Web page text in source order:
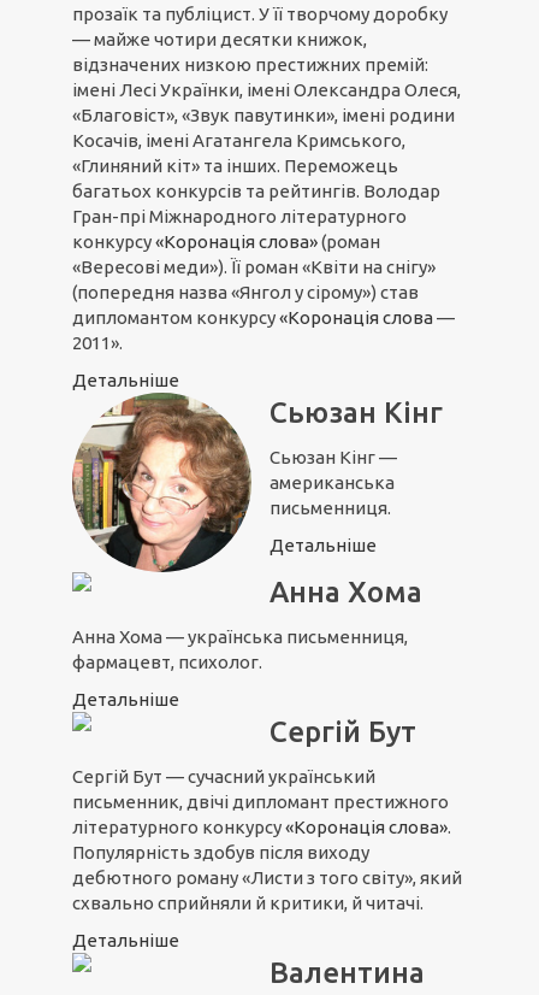
прозаїк та публіцист. У її творчому доробку
— майже чотири десятки книжок,
відзначених низкою престижних премій:
імені Лесі Українки, імені Олександра Олеся,
«Благовіст», «Звук павутинки», імені родини
Косачів, імені Агатангела Кримського,
«Глиняний кіт» та інших. Переможець
багатьох конкурсів та рейтингів. Володар
Гран-прі Міжнародного літературного
конкурсу«Коронація слова»(роман
«Вересові меди»). Її роман «Квіти на снігу»
(попередня назва «Янгол у сірому») став
дипломантом конкурсу«Коронація слова—
2011».
Детальніше
Сьюзан Кінг
Сьюзан Кінг —
американська
письменниця.
Детальніше
Анна Хома
Анна Хома — українська письменниця,
фармацевт, психолог.
Детальніше
Сергій Бут
Сергій Бут — сучасний український
письменник, двічі дипломант престижного
літературного конкурсу«Коронація слова».
Популярність здобув після виходу
дебютного роману «Листи з того світу», який
схвально сприйняли й критики, й читачі.
Детальніше
Валентина